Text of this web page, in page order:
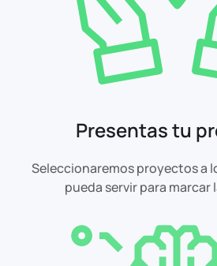
Presentas tu
Seleccionaremos proyectos a
pueda servir para marcar